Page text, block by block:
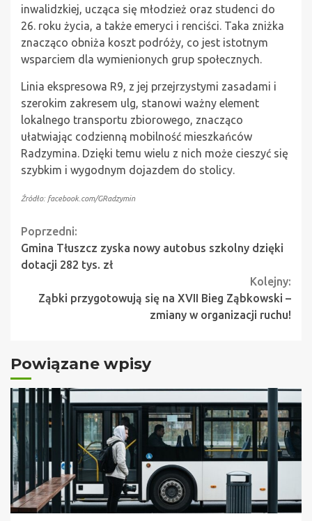
inwalidzkiej, ucząca się młodzież oraz studenci do
26. roku życia, a także emeryci i renciści. Taka zniżka
znacząco obniża koszt podróży, co jest istotnym
wsparciem dla wymienionych grup społecznych.
Linia ekspresowa R9, z jej przejrzystymi zasadami i
szerokim zakresem ulg, stanowi ważny element
lokalnego transportu zbiorowego, znacząco
ułatwiając codzienną mobilność mieszkańców
Radzymina. Dzięki temu wielu z nich może cieszyć się
szybkim i wygodnym dojazdem do stolicy.
Źródło: facebook.com/GRadzymin
Continue
Reading
Poprzedni:
Gmina Tłuszcz zyska nowy autobus szkolny dzięki
dotacji 282 tys. zł
Kolejny:
Ząbki przygotowują się na XVII Bieg Ząbkowski –
zmiany w organizacji ruchu!
Powiązane wpisy